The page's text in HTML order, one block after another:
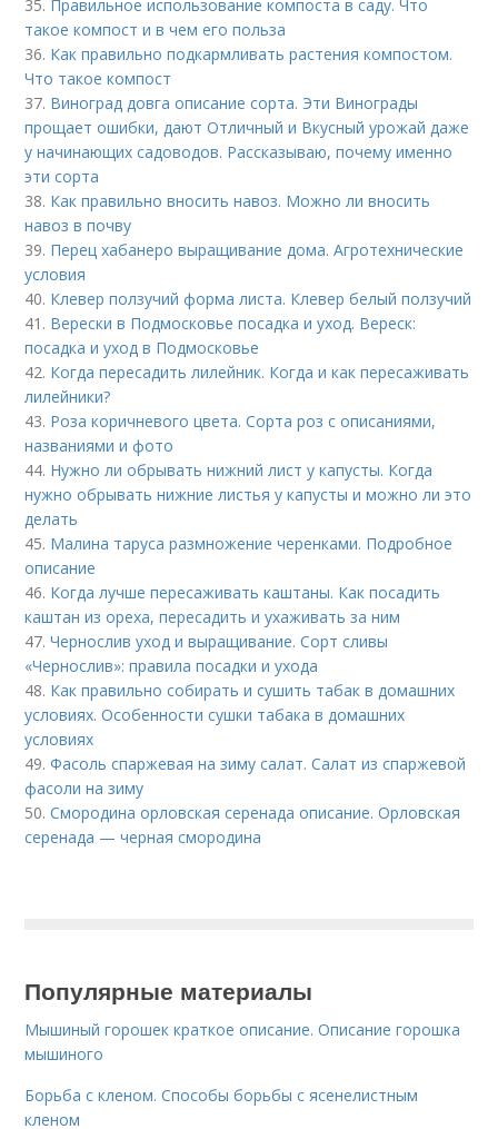
35. Правильное использование компоста в саду. Что
такое компост и в чем его польза
36. Как правильно подкармливать растения компостом.
Что такое компост
37. Виноград довга описание сорта. Эти Винограды
прощает ошибки, дают Отличный и Вкусный урожай даже
у начинающих садоводов. Рассказываю, почему именно
эти сорта
38. Как правильно вносить навоз. Можно ли вносить
навоз в почву
39. Перец хабанеро выращивание дома. Агротехнические
условия
40. Клевер ползучий форма листа. Клевер белый ползучий
41. Верески в Подмосковье посадка и уход. Вереск:
посадка и уход в Подмосковье
42. Когда пересадить лилейник. Когда и как пересаживать
лилейники?
43. Роза коричневого цвета. Сорта роз с описаниями,
названиями и фото
44. Нужно ли обрывать нижний лист у капусты. Когда
нужно обрывать нижние листья у капусты и можно ли это
делать
45. Малина таруса размножение черенками. Подробное
описание
46. Когда лучше пересаживать каштаны. Как посадить
каштан из ореха, пересадить и ухаживать за ним
47.Чернослив уход и выращивание. Сорт сливы
«Чернослив»: правила посадки и ухода
48. Как правильно собирать и сушить табак в домашних
условиях. Особенности сушки табака в домашних
условиях
49.Фасоль спаржевая на зиму салат. Салат из спаржевой
фасоли на зиму
50.Смородина орловская серенада описание. Орловская
серенада — черная смородина
Популярные материалы
Мышиный горошек краткое описание. Описание горошка
мышиного
Борьба с кленом. Способы борьбы с ясенелистным
кленом